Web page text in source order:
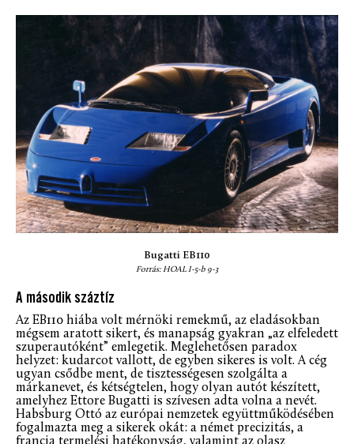
Bugatti EB110
Forrás: HOAL I-5-b 9-3
A második száztíz
Az EB110 hiába volt mérnöki remekmű, az eladásokban
mégsem aratott sikert, és manapság gyakran „az elfeledett
szuperautóként” emlegetik. Meglehetősen paradox
helyzet: kudarcot vallott, de egyben sikeres is volt. A cég
ugyan csődbe ment, de tisztességesen szolgálta a
márkanevet, és kétségtelen, hogy olyan autót készített,
amelyhez Ettore Bugatti is szívesen adta volna a nevét.
Habsburg Ottó az európai nemzetek együttműködésében
fogalmazta meg a sikerek okát: a német precizitás, a
francia termelési hatékonyság, valamint az olasz